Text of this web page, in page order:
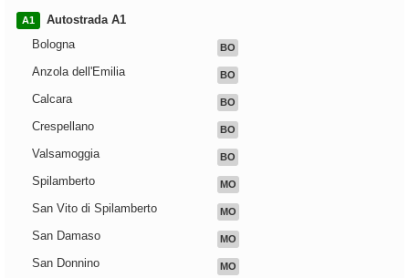
A1
Autostrada A1
Bologna
BO
Anzola dell'Emilia BO
Calcara BO
Crespellano BO
Valsamoggia BO
Spilamberto MO
San Vito di Spilamberto MO
San Damaso MO
San Donnino MO